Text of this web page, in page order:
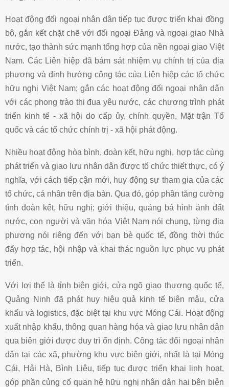
Hoạt động đối ngoại nhân dân tiếp tục được triển khai đồng
bộ, gắn kết chặt chẽ với đối ngoại Đảng và ngoại giao Nhà
nước, tạo thành sức mạnh tổng hợp của nền ngoại giao Việt
Nam. Các Liên hiệp đã bám sát nhiệm vụ chính trị của địa
phương và định hướng công tác của Liên hiệp các tổ chức
hữu nghị Việt Nam; gắn các hoạt động đối ngoại nhân dân
với các phong trào thi đua yêu nước, các chương trình phát
triển kinh tế - xã hội do cấp ủy, chính quyền, Mặt trận Tổ
quốc và các tổ chức chính trị - xã hội phát động.
Nhiều hoạt động hòa bình, đoàn kết, hữu nghị, hợp tác cùng
phát triển và giao lưu nhân dân được tổ chức thiết thực, có ý
nghĩa, với cách tiếp cận mới, huy động sự tham gia của các
tổ chức, cá nhân trên địa bàn. Qua đó, góp phần tăng cường
tình đoàn kết, hữu nghị; giới thiệu, quảng bá hình ảnh đất
nước, con người và văn hóa Việt Nam nói chung, từng địa
phương nói riêng đến với bạn bè quốc tế, đồng thời thúc
đẩy hợp tác, hội nhập và khai thác nguồn lực phục vụ phát
triển.
Với lợi thế là tỉnh biên giới, cửa ngõ giao thương quốc tế,
Quảng Ninh đã phát huy hiệu quả kinh tế biên mậu, cửa
khẩu và logistics, đặc biệt tại khu vực Móng Cái. Hoạt động
xuất nhập khẩu, thông quan hàng hóa và giao lưu nhân dân
qua biên giới được duy trì ổn định. Công tác đối ngoại nhân
dân tại các xã, phường khu vực biên giới, nhất là tại Móng
Cái, Hải Hà, Bình Liêu, tiếp tục được triển khai linh hoạt,
góp phần củng cố quan hệ hữu nghị nhân dân hai bên biên